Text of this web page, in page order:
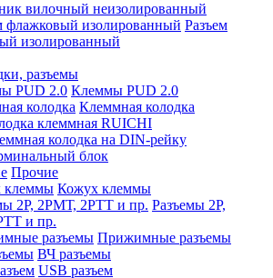
вилочный неизолированный
Разъем
изолированный
разъемы
Клеммы PUD 2.0
Клеммная колодка
клеммная RUICHI
колодка на DIN-рейку
блок
Прочие
Кожух клеммы
Разъемы 2Р,
и пр.
Прижимные разъемы
ВЧ разъемы
USB разъем